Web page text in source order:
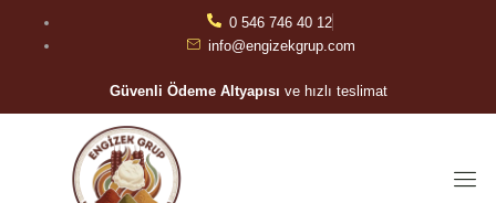
0 546 746 40 12
info@engizekgrup.com
Güvenli Ödeme Altyapısı ve hızlı teslimat